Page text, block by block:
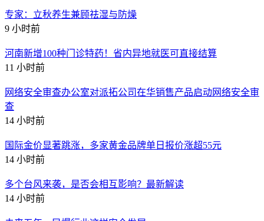
专家：立秋养生兼顾祛湿与防燥
9 小时前
河南新增100种门诊特药！省内异地就医可直接结算
11 小时前
网络安全审查办公室对派拓公司在华销售产品启动网络安全审
查
14 小时前
国际金价显著跳涨，多家黄金品牌单日报价涨超55元
14 小时前
多个台风来袭，是否会相互影响？最新解读
14 小时前